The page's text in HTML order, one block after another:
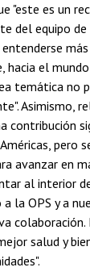
"este es un
del equipo
entenderse
hacia el
temática no
Asimismo,
contribución
pero
avanzar en
al interior
la OPS y a
salud y